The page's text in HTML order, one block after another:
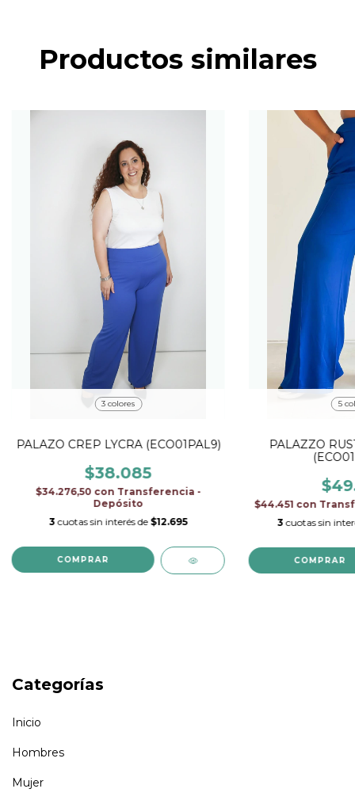
Productos similares
3 colores
PALAZO CREP LYCRA (ECO01PAL9)
$38.085
$34.276,50 con Transferencia -
Depósito
3 cuotas sin interés de $12.695
COMPRAR
5
PALAZZO
$44.451 con
3 cuotas sin
COMPRAR
Categorías
Inicio
Hombres
Mujer